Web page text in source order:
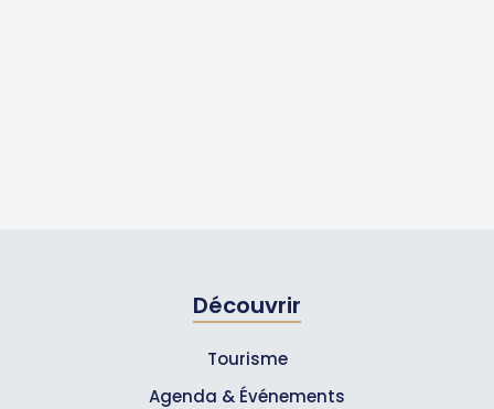
Découvrir
Tourisme
Agenda & Événements